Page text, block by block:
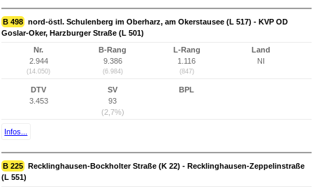
B 498 nord-östl. Schulenberg im Oberharz, am Okerstausee (L 517) - KVP OD
Goslar-Oker, Harzburger Straße (L 501)
Nr.
2.944
(14.050)
B-Rang
9.386
(6.984)
L-Rang
1.116
(847)
Land
NI
DTV
3.453
SV
93
(2,7%)
BPL
Infos...
B 225 Recklinghausen-Bockholter Straße (K 22) - Recklinghausen-Zeppelinstraße
(L 551)